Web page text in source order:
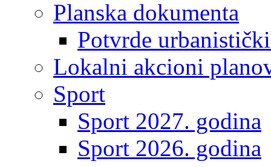
Planska dokumenta
Potvrde
Lokalni akcioni
Sport
Sport 2027. godina
Sport 2026. godina